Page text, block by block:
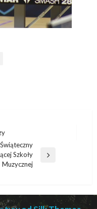
Szkoły
Muzycznej